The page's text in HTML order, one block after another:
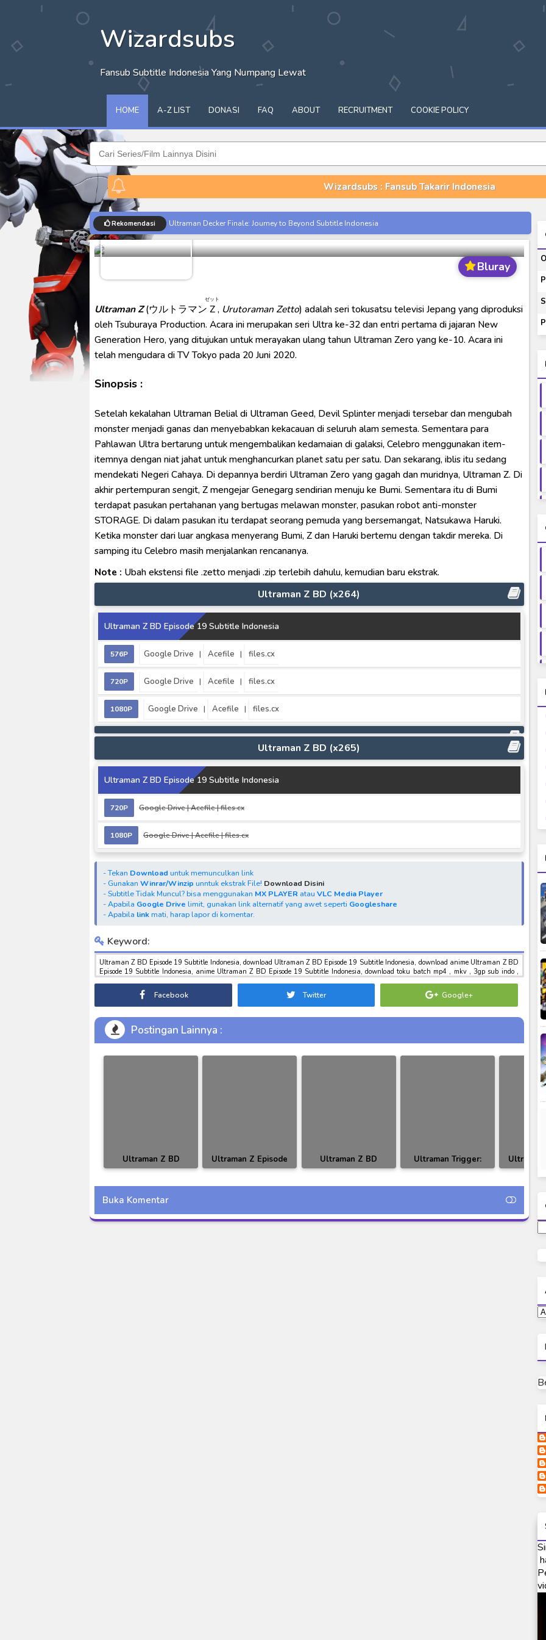
Wizardsubs
Fansub Subtitle Indonesia Yang Numpang Lewat
HOME A-Z LIST DONASI FAQ ABOUT RECRUITMENT COOKIE POLICY
Wizardsubs : Fansub Takarir Indonesia
Rekomendasi
Ultraman Decker Finale: Journey to Beyond Subtitle Indonesia
Venom The Last Dance BD Subtitle Indonesia
Kraven The Hunter Subtitle Indonesia
Spider-Noir Subtitle Indonesia
Ultraman Arc The Movie: The Clash of Light and Evil BD Subtitle Indonesia
Captain America: Brave New World BD Subtitle Indonesia
No.1 Sentai Gozyuger Episode 00-01 Subtitle Indonesia
Bluray
Ultraman Z BD Episode 19 Subtitle Indonesia
Ultraman Z
Ultraman Z(ウルトラマン Z
ゼット
, Urutoraman Zetto) adalah seri tokusatsu televisi Jepang yang diproduksi
oleh Tsuburaya Production. Acara ini merupakan seri Ultra ke-32 dan entri pertama di jajaran New
Generation Hero, yang ditujukan untuk merayakan ulang tahun Ultraman Zero yang ke-10. Acara ini
telah mengudara di TV Tokyo pada 20 Juni 2020.
Sinopsis :
Setelah kekalahan Ultraman Belial di Ultraman Geed, Devil Splinter menjadi tersebar dan mengubah
monster menjadi ganas dan menyebabkan kekacauan di seluruh alam semesta. Sementara para
Pahlawan Ultra bertarung untuk mengembalikan kedamaian di galaksi, Celebro menggunakan item-
itemnya dengan niat jahat untuk menghancurkan planet satu per satu. Dan sekarang, iblis itu sedang
mendekati Negeri Cahaya. Di depannya berdiri Ultraman Zero yang gagah dan muridnya, Ultraman Z. Di
akhir pertempuran sengit, Z mengejar Genegarg sendirian menuju ke Bumi. Sementara itu di Bumi
terdapat pasukan pertahanan yang bertugas melawan monster, pasukan robot anti-monster
STORAGE. Di dalam pasukan itu terdapat seorang pemuda yang bersemangat, Natsukawa Haruki.
Ketika monster dari luar angkasa menyerang Bumi, Z dan Haruki bertemu dengan takdir mereka. Di
samping itu Celebro masih menjalankan rencananya.
Note : Ubah ekstensi file .zetto menjadi .zip terlebih dahulu, kemudian baru ekstrak.
Ultraman Z BD (x264)
Ultraman Z BD Episode 19 Subtitle Indonesia
576P Google Drive | Acefile | files.cx
720P Google Drive | Acefile | files.cx
1080P Google Drive | Acefile | files.cx
Ultraman Z BD (x265)
Ultraman Z BD Episode 19 Subtitle Indonesia
720P Google Drive|Acefile|files.cx
1080P Google Drive|Acefile|files.cx
- Tekan Download untuk memunculkan link
- Gunakan Winrar/Winzip unntuk ekstrak File! Download Disini
- Subtitle Tidak Muncul? bisa menggunakan MX PLAYER atau VLC Media Player
- Apabila Google Drive limit, gunakan link alternatif yang awet seperti Googleshare
- Apabila linkmati, harap lapor di komentar.
Keyword:
Ultraman Z BD Episode 19 Subtitle Indonesia, download Ultraman Z BD Episode 19 Subtitle Indonesia, download anime Ultraman Z BD
Episode 19 Subtitle Indonesia, anime Ultraman Z BD Episode 19 Subtitle Indonesia, download toku batch mp4 , mkv , 3gp sub indo ,
Facebook Twitter Google+
Postingan Lainnya :
Ultraman Z BD
Episode 23 Subtitle
Indonesia
Ultraman Z Episode
06 Subtitle Indonesia
Ultraman Z BD
Episode 17-18
Subtitle Indonesia
Ultraman Trigger:
New Generation Tiga
BD Episode 03
Ultra
Subtitle
Buka Komentar